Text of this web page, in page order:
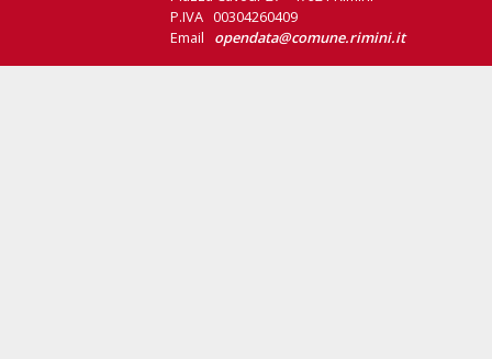
P.IVA 00304260409
Email opendata@comune.rimini.it